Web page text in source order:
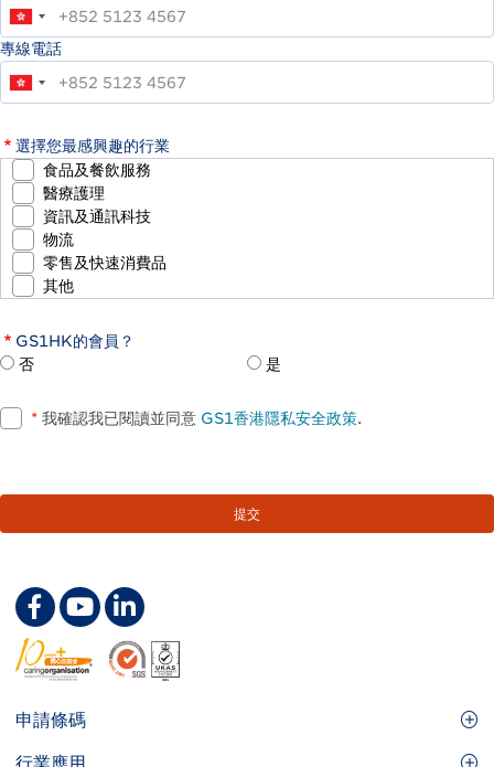
專線電話
選擇您最感興趣的行業
食品及餐飲服務
醫療護理
資訊及通訊科技
物流
零售及快速消費品
其他
GS1HK的會員？
否
是
* 我確認我已閱讀並同意 GS1香港隱私安全政策.
Footer
Site
申請條碼
GS1條碼